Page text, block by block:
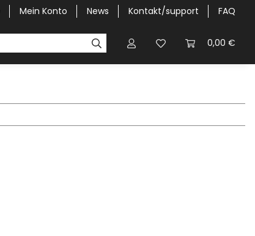
Mein Konto News Kontakt/support FAQ
0,00 €
Halbgaragen / Kapuzen nach